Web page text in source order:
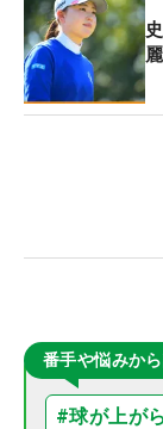
番手や悩みか
#球が上が